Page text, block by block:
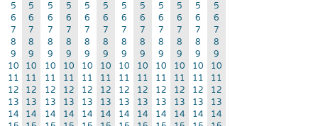
5
5 5 5 5 5 5 5 5 5 5
5
6
6 6 6 6 6 6 6 6 6 6
6
7
7 7 7 7 7 7 7 7 7 7
7
8
8 8 8 8 8 8 8 8 8 8
8
9
9 9 9 9 9 9 9 9 9 9
9
10
10 10 10 10 10 10 10 10 10 10
10
11
11 11 11 11 11 11 11 11 11 11
11
12
12 12 12 12 12 12 12 12 12 12
12
13
13 13 13 13 13 13 13 13 13 13
13
14
14 14 14 14 14 14 14 14 14 14
14